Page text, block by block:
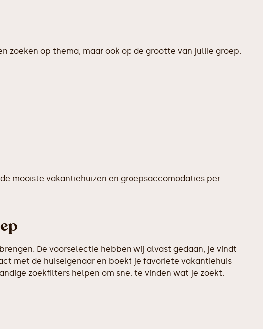
zoeken op thema, maar ook op de grootte van jullie groep.
mooiste vakantiehuizen en groepsaccomodaties per
De voorselectie hebben wij alvast gedaan, je vindt
met de huiseigenaar en boekt je favoriete vakantiehuis
zoekfilters helpen om snel te vinden wat je zoekt.